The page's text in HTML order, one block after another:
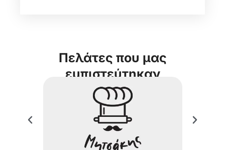
Πελάτες που μας
εμπιστεύτηκαν